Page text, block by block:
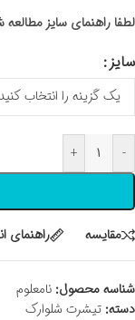
لطفا راهنمای سایز مطالعه
سایز
-
+
مقايسه راهنمای
شناسه محصول: نامعلوم
دسته: تیشرت شلوارک